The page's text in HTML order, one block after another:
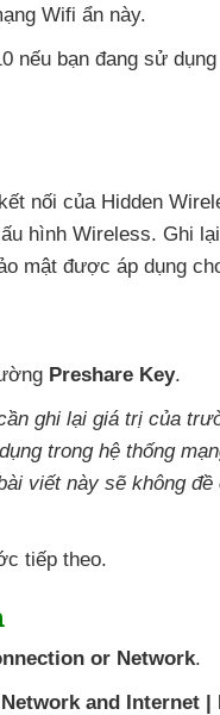
Wifi ẩn này.
nếu bạn đang sử
nối của Hidden
hình Wireless. Ghi lại
mật được áp dụng
Preshare Key.
ghi lại giá trị của
trong hệ thống
viết này sẽ không đề
tiếp theo.
or Network.
and Internet |